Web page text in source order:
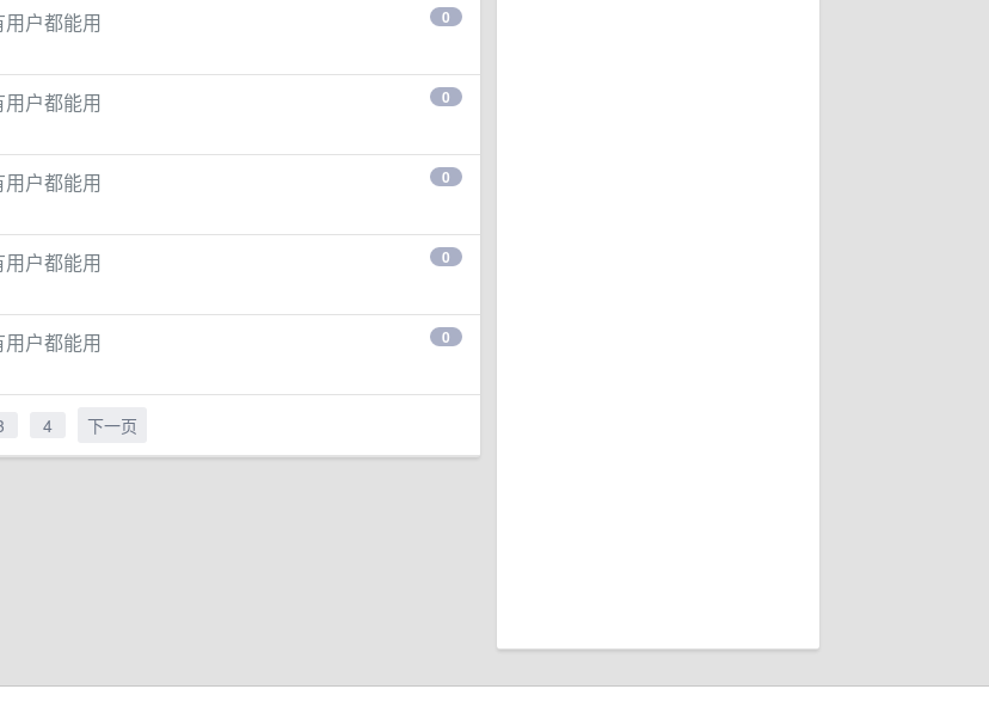
0
户都能用
0
户都能用
0
户都能用
0
户都能用
0
户都能用
4 下一页